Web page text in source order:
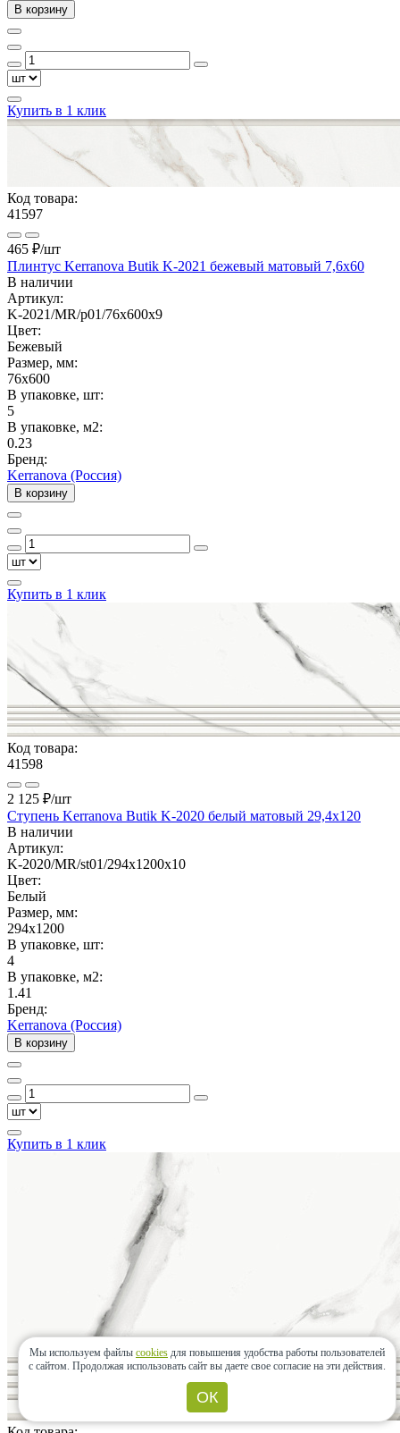
В корзину
Купить в 1 клик
Код товара:
41597
465 ₽/шт
Плинтус Kerranova Butik K-2021 бежевый матовый 7,6x60
В наличии
Артикул:
K-2021/MR/p01/76x600x9
Цвет:
Бежевый
Размер, мм:
76x600
В упаковке, шт:
5
В упаковке, м2:
0.23
Бренд:
Kerranova (Россия)
В корзину
Купить в 1 клик
Код товара:
41598
2 125 ₽/шт
Ступень Kerranova Butik K-2020 белый матовый 29,4x120
В наличии
Артикул:
K-2020/MR/st01/294x1200x10
Цвет:
Белый
Размер, мм:
294x1200
В упаковке, шт:
4
В упаковке, м2:
1.41
Бренд:
Kerranova (Россия)
В корзину
Купить в 1 клик
Мы используем файлы cookies для повышения удобства работы пользователей
с сайтом. Продолжая использовать сайт вы даете свое согласие на эти действия.
ОК